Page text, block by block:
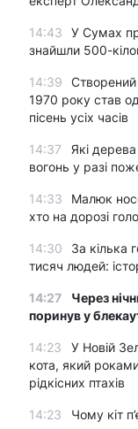
14:43
У Сумах
знайшли 500-
14:39
Створений
1970 року став
пісень усіх часів
14:37
Які
вогонь у разі
14:33
Малюк
хто на дорозі
14:30
За кілька
тисяч людей:
14:27
Через
поринув у
14:23
У Новій
кота, який
рідкісних птахів
14:23
Чому кіт